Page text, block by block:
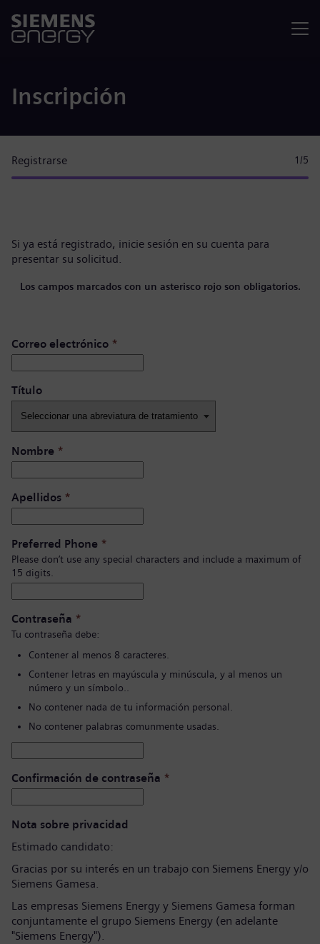
Inscripción
Registrarse 1 /5
Si ya está registrado, inicie sesión en su cuenta para
presentar su solicitud.
Los campos marcados con un asterisco rojo son obligatorios.
Correo electrónico *
Título ​
Nombre *
Apellidos *
Preferred Phone *
Please don’t use any special characters and include a maximum of
15 digits.
Contraseña *
Tu contraseña debe:
Contener al menos 8 caracteres.
Contener letras en mayúscula y minúscula, y al menos un
número y un símbolo..
No contener nada de tu información personal.
No contener palabras comunmente usadas.
Confirmación de contraseña *
Nota sobre privacidad
Estimado candidato:
Gracias por su interés en un trabajo con Siemens Energy y/o
Siemens Gamesa.
Las empresas Siemens Energy y Siemens Gamesa forman
conjuntamente el grupo Siemens Energy (en adelante
"Siemens Energy").